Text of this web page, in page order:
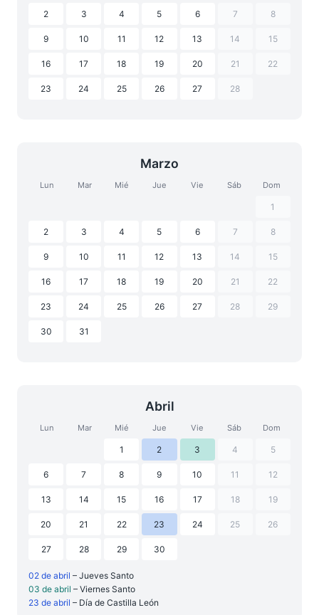
2 3 4 5 6 7 8
9 10 11 12 13 14 15
16 17 18 19 20 21 22
23 24 25 26 27 28
Marzo
Lun Mar Mié Jue Vie Sáb Dom
1
2 3 4 5 6 7 8
9 10 11 12 13 14 15
16 17 18 19 20 21 22
23 24 25 26 27 28 29
30 31
Abril
Lun Mar Mié Jue Vie Sáb Dom
1 2 3 4 5
6 7 8 9 10 11 12
13 14 15 16 17 18 19
20 21 22 23 24 25 26
27 28 29 30
02 de abril – Jueves Santo
03 de abril – Viernes Santo
23 de abril – Día de Castilla León